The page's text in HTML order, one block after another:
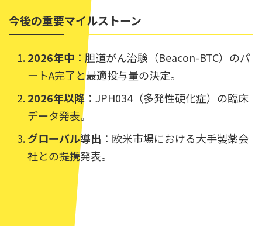
今後の重要マイルストーン
2026年中 ：胆道がん治験（Beacon-BTC）のパ
ートA完了と最適投与量の決定。
2026年以降 ：JPH034（多発性硬化症）の臨床
データ発表。
グローバル導出 ：欧米市場における大手製薬会
社との提携発表。